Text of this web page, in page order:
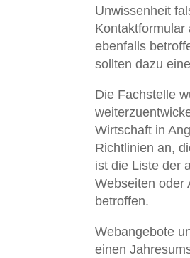
Unwissenheit
Kontaktformular
ebenfalls
sollten dazu
Die Fachstelle
Wirtschaft in
Richtlinien an,
ist die Liste der
Webseiten oder
betroffen.
Webangebote
einen